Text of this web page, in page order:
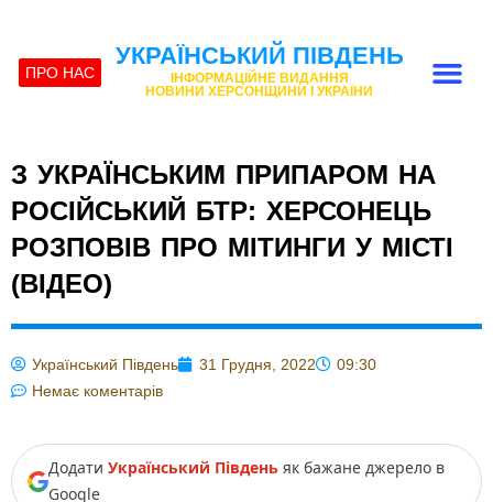
ПРО НАС
УКРАЇНСЬКИЙ ПІВДЕНЬ
ІНФОРМАЦІЙНЕ ВИДАННЯ
НОВИНИ ХЕРСОНЩИНИ І УКРАЇНИ
З УКРАЇНСЬКИМ ПРИПАРОМ НА
РОСІЙСЬКИЙ БТР: ХЕРСОНЕЦЬ
РОЗПОВІВ ПРО МІТИНГИ У МІСТІ
(ВІДЕО)
Український Південь 31 Грудня, 2022
09:30
Немає коментарів
Додати Український Південь як бажане джерело в
Google